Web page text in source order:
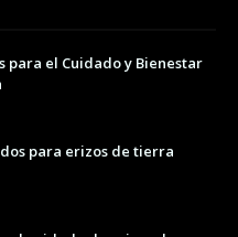
para el Cuidado y Bienestar
para erizos de tierra